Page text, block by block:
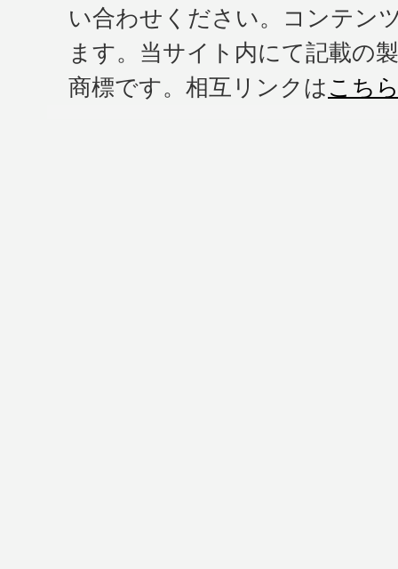
い合わせください。コンテン
ます。当サイト内にて記載の
商標です。相互リンクは こち